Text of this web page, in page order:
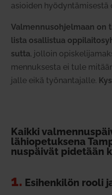
asioiden hyö­dyn­tä­mi­sestä
Val­men­nus­oh­jelmaan
lista osal­listua
sutta, jolloin
men­nuk­sesta ei tule
jalle eikä työ­nan­ta­jalle.
Kaikki
lähio­pe­tuksena
nus­päivät pidetään
1. Esi­hen­kilön rooli